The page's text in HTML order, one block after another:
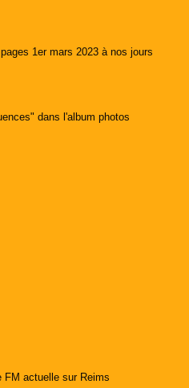
1er mars 2023 à nos jours
dans l'album photos
FM actuelle sur Reims